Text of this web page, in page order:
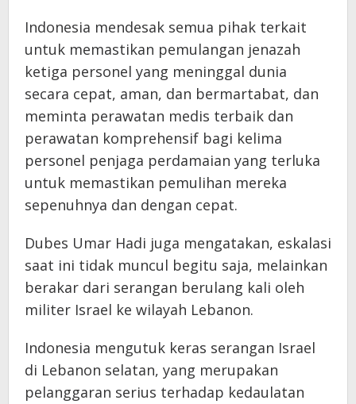
Indonesia mendesak semua pihak terkait
untuk memastikan pemulangan jenazah
ketiga personel yang meninggal dunia
secara cepat, aman, dan bermartabat, dan
meminta perawatan medis terbaik dan
perawatan komprehensif bagi kelima
personel penjaga perdamaian yang terluka
untuk memastikan pemulihan mereka
sepenuhnya dan dengan cepat.
Dubes Umar Hadi juga mengatakan, eskalasi
saat ini tidak muncul begitu saja, melainkan
berakar dari serangan berulang kali oleh
militer Israel ke wilayah Lebanon.
Indonesia mengutuk keras serangan Israel
di Lebanon selatan, yang merupakan
pelanggaran serius terhadap kedaulatan